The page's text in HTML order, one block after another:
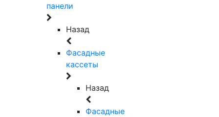
панели
Назад
Фасадные
кассеты
Назад
Фасадные